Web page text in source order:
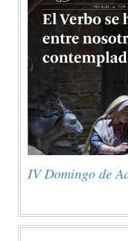
IV Domingo de